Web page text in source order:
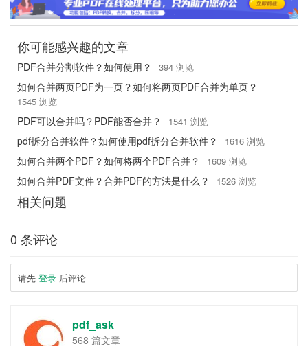
你可能感兴趣的文章
PDF合并分割软件？如何使用？ 394 浏览
如何合并两页PDF为一页？如何将两页PDF合并为单页？
1545 浏览
PDF可以合并吗？PDF能否合并？ 1541 浏览
pdf拆分合并软件？如何使用pdf拆分合并软件？ 1616 浏览
如何合并两个PDF？如何将两个PDF合并？ 1609 浏览
如何合并PDF文件？合并PDF的方法是什么？ 1526 浏览
相关问题
0 条评论
请先 登录 后评论
pdf_ask
568 篇文章